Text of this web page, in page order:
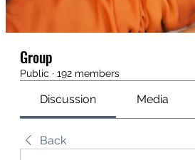
Group
Public · 192 members
Discussion Media
Back